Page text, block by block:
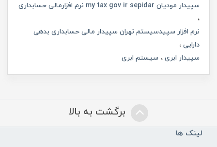
سپیدار مودیان my tax gov ir sepidar نرم افزارمالی حسابداری
نرم افزار سپیدسیستم تهران سپیدار مالی حسابداری بدهی
دارایی
سپیدار ابری
سیستم ابری
برگشت به بالا
لینک ها